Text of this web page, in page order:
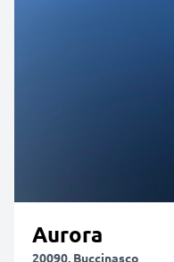
Aurora
20090, Buccinasco